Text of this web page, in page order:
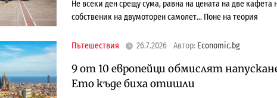
Не всеки ден срещу сума, равна на цената на две
собственик на двумоторен самолет… Поне на теория
Пътешествия 26.7.2026 Автор: Economic.bg
9 от 10 европейци обмислят
Ето къде биха отишли